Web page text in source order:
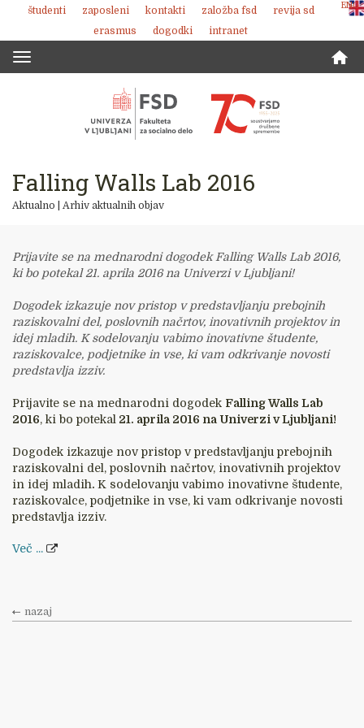
Skoči
vsebino
ENG
študenti zaposleni kontakti založba fsd
revija sd
erasmus
dogodki intranet
Falling Walls Lab 2016
Aktualno Arhiv aktualnih objav
Prijavite se na mednarodni dogodek Falling Walls Lab 2016,
ki bo potekal 21. aprila 2016 na Univerzi v Ljubljani!
Dogodek izkazuje nov pristop v predstavljanju prebojnih
raziskovalni del, poslovnih načrtov, inovativnih projektov in
idej mladih. K sodelovanju vabimo inovativne študente,
raziskovalce, podjetnike in vse, ki vam odkrivanje novosti
predstavlja izziv.
Prijavite se na mednarodni dogodek Falling Walls Lab
2016, ki bo potekal 21. aprila 2016 na Univerzi v Ljubljani!
Dogodek izkazuje nov pristop v predstavljanju prebojnih
raziskovalni del, poslovnih načrtov, inovativnih projektov
in idej mladih. K sodelovanju vabimo inovativne študente,
raziskovalce, podjetnike in vse, ki vam odkrivanje novosti
predstavlja izziv.
Več ...
nazaj